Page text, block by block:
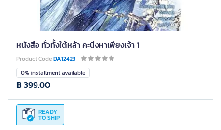
หนังสือ ทั่วทั้งใต้หล้า คะนึงหาเพียงเจ้า 1
Product CodeDA12423
0% installment available
READY
TO SHIP
฿ 399.00